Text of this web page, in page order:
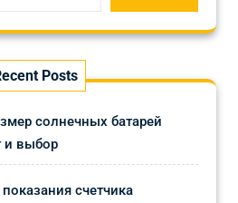
Posts
солнечных батарей
и выбор
счетчика